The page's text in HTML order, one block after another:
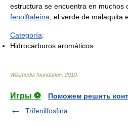
estructura se encuentra en muchos
fenolftaleína , el verde de malaquita
Categoría:
Hidrocarburos aromáticos
Wikimedia foundation 2010
Игры ⚽
Поможем решить
Trifenilfosfina